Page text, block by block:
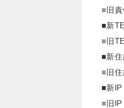
■ 旧
■新
■ 旧
■新住
■ 旧
■新
■ 旧